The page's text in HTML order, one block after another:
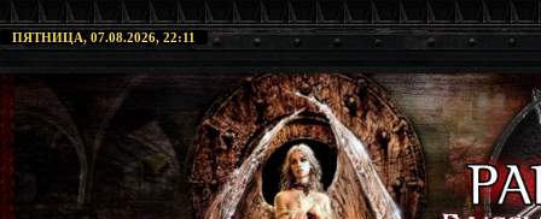
ПЯТНИЦА, 07.08.2026, 22:11